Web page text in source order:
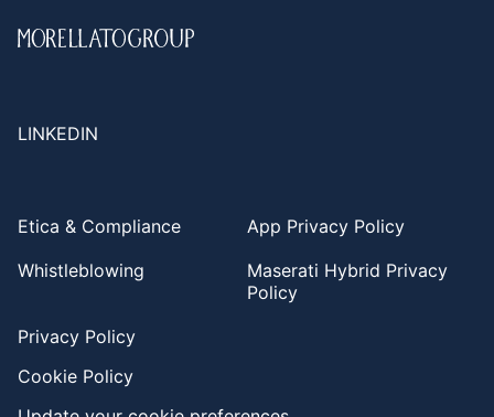
LINKEDIN
Etica & Compliance
App Privacy Policy
Whistleblowing
Maserati Hybrid Privacy
Policy
Privacy Policy
Cookie Policy